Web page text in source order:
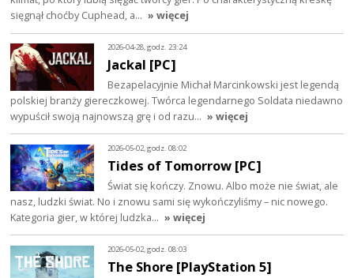
sięgnął choćby Cuphead, a… » więcej
2026-04-28, godz. 23:24
Jackal [PC]
Bezapelacyjnie Michał Marcinkowski jest legendą
polskiej branży giereczkowej. Twórca legendarnego Soldata niedawno
wypuścił swoją najnowszą grę i od razu… » więcej
2026-05-02, godz. 08:02
Tides of Tomorrow [PC]
Świat się kończy. Znowu. Albo może nie świat, ale
nasz, ludzki świat. No i znowu sami się wykończyliśmy – nic nowego.
Kategoria gier, w której ludzka… » więcej
2026-05-02, godz. 08:03
The Shore [PlayStation 5]